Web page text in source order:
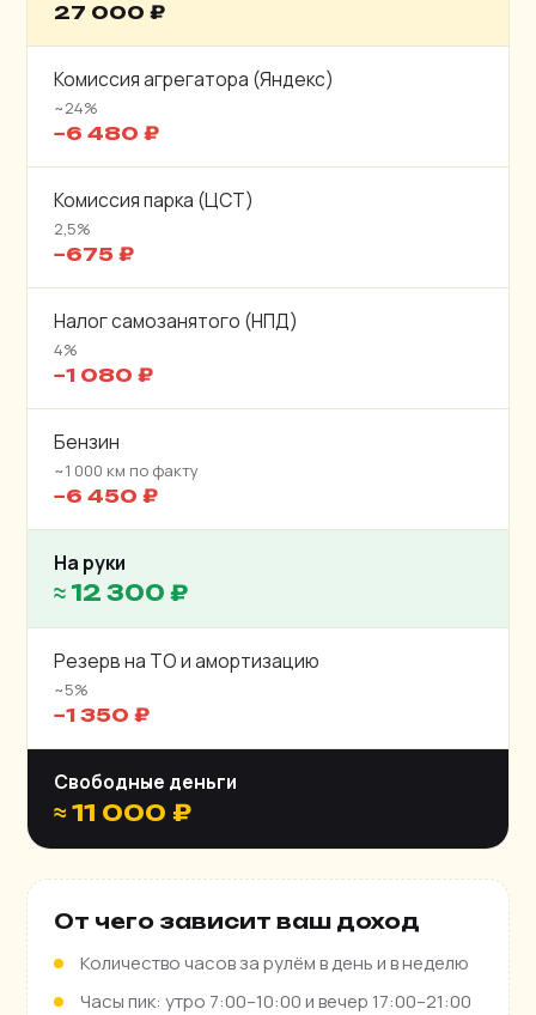
27 000 ₽
Комиссия агрегатора (Яндекс)
~24%
−6 480 ₽
Комиссия парка (ЦСТ)
2,5%
−675 ₽
Налог самозанятого (НПД)
4%
−1 080 ₽
Бензин
~1 000 км по факту
−6 450 ₽
На руки
≈ 12 300 ₽
Резерв на ТО и амортизацию
~5%
−1 350 ₽
Свободные деньги
≈ 11 000 ₽
От чего зависит ваш доход
Количество часов за рулём в день и в неделю
Часы пик: утро 7:00–10:00 и вечер 17:00–21:00